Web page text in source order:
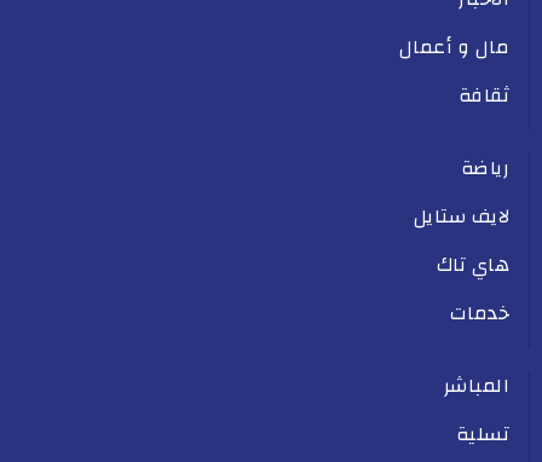
مال و أعمال
ثقافة
رياضة
لايف ستايل
هاي تاك
خدمات
المباشر
تسلية